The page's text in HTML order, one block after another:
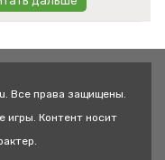
Все права защищены.
игры. Контент носит